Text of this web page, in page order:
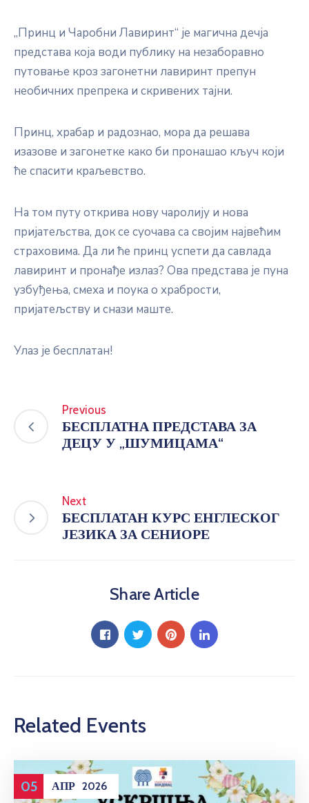
„Принц и Чаробни Лавиринт“ је магична дечја
представа која води публику на незаборавно
путовање кроз загонетни лавиринт препун
необичних препрека и скривених тајни.
Принц, храбар и радознао, мора да решава
изазове и загонетке како би пронашао кључ који
ће спасити краљевство.
На том путу открива нову чаролију и нова
пријатељства, док се суочава са својим највећим
страховима. Да ли ће принц успети да савлада
лавиринт и пронађе излаз? Ова представа је пуна
узбуђења, смеха и поука о храбрости,
пријатељству и снази маште.
Улаз је бесплатан!
Previous
БЕСПЛАТНА ПРЕДСТАВА ЗА
ДЕЦУ У „ШУМИЦАМА“
Next
БЕСПЛАТАН КУРС ЕНГЛЕСКОГ
ЈЕЗИКА ЗА СЕНИОРЕ
Share Article
Related Events
05 АПР 2026